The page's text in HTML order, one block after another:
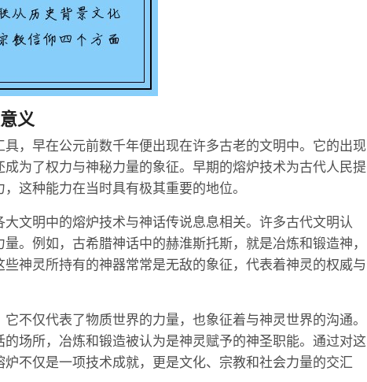
义
，早在公元前数千年便出现在许多古老的文明中。它的出现
为了权力与神秘力量的象征。早期的熔炉技术为古代人民提
这种能力在当时具有极其重要的地位。
文明中的熔炉技术与神话传说息息相关。许多古代文明认
。例如，古希腊神话中的赫淮斯托斯，就是冶炼和锻造神，
神灵所持有的神器常常是无敌的象征，代表着神灵的权威与
不仅代表了物质世界的力量，也象征着与神灵世界的沟通。
场所，冶炼和锻造被认为是神灵赋予的神圣职能。通过对这
不仅是一项技术成就，更是文化、宗教和社会力量的交汇